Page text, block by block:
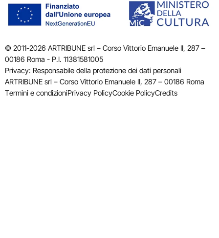
© 2011-2026 ARTRIBUNE srl – Corso Vittorio Emanuele II, 287 –
00186 Roma - P.I. 11381581005
Privacy: Responsabile della protezione dei dati personali
ARTRIBUNE srl – Corso Vittorio Emanuele II, 287 – 00186 Roma
Termini e condizioniPrivacy PolicyCookie PolicyCredits